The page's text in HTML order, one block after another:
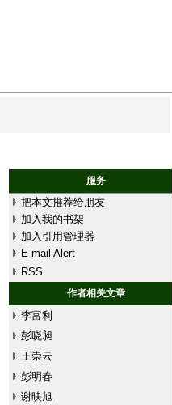
服务
把本文推荐给朋友
加入我的书架
加入引用管理器
E-mail Alert
RSS
作者相关文章
李富利
彭晓昶
王崇云
彭明春
谢映旭